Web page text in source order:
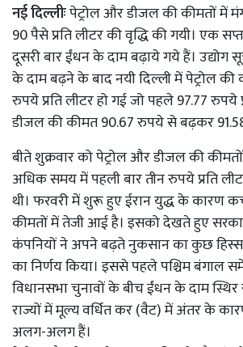
नई दिल्लीःपेट्रोल और डीजल की कीमतों में
90 पैसे प्रति लीटर की वृद्धि की गयी। एक
दूसरी बार ईंधन के दाम बढ़ाये गये हैं। उद्योग
के दाम बढ़ने के बाद नयी दिल्ली में पेट्रोल
रुपये प्रति लीटर हो गई जो पहले 97.77 रुपये
डीजल की कीमत 90.67 रुपये से बढ़कर
बीते शुक्रवार को पेट्रोल और डीजल की
अधिक समय में पहली बार तीन रुपये प्रति
थी। फरवरी में शुरू हुए ईरान युद्ध के कारण
कीमतों में तेजी आई है। इसको देखते हुए
कंपनियों ने अपने बढ़ते नुकसान का कुछ
का निर्णय किया। इससे पहले पश्चिम बंगाल
विधानसभा चुनावों के बीच ईंधन के दाम स्थिर
राज्यों में मूल्य वर्धित कर (वैट) में अंतर के
अलग-अलग हैं।